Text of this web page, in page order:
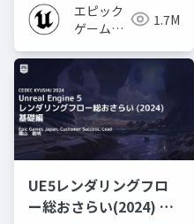
エピック
ゲームズ
1.7M
UE5レンダリングフロ
ー総おさらい(2024) 基